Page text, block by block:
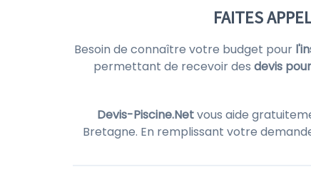
FAITES
Besoin de connaître votre budget pour
permettant de recevoir des devis
Devis-Piscine.Netvous aide
Bretagne. En remplissant votre